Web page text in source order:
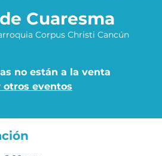
Cuaresma
Corpus Christi Cancún
no están a la venta
otros eventos